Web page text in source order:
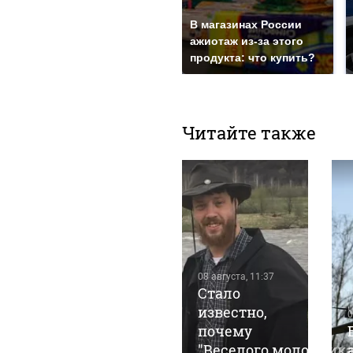
В магазинах России
ажиотаж из-за этого
продукта: что купить?
Читайте также
08 августа, 11:37
Стало
известно,
почему